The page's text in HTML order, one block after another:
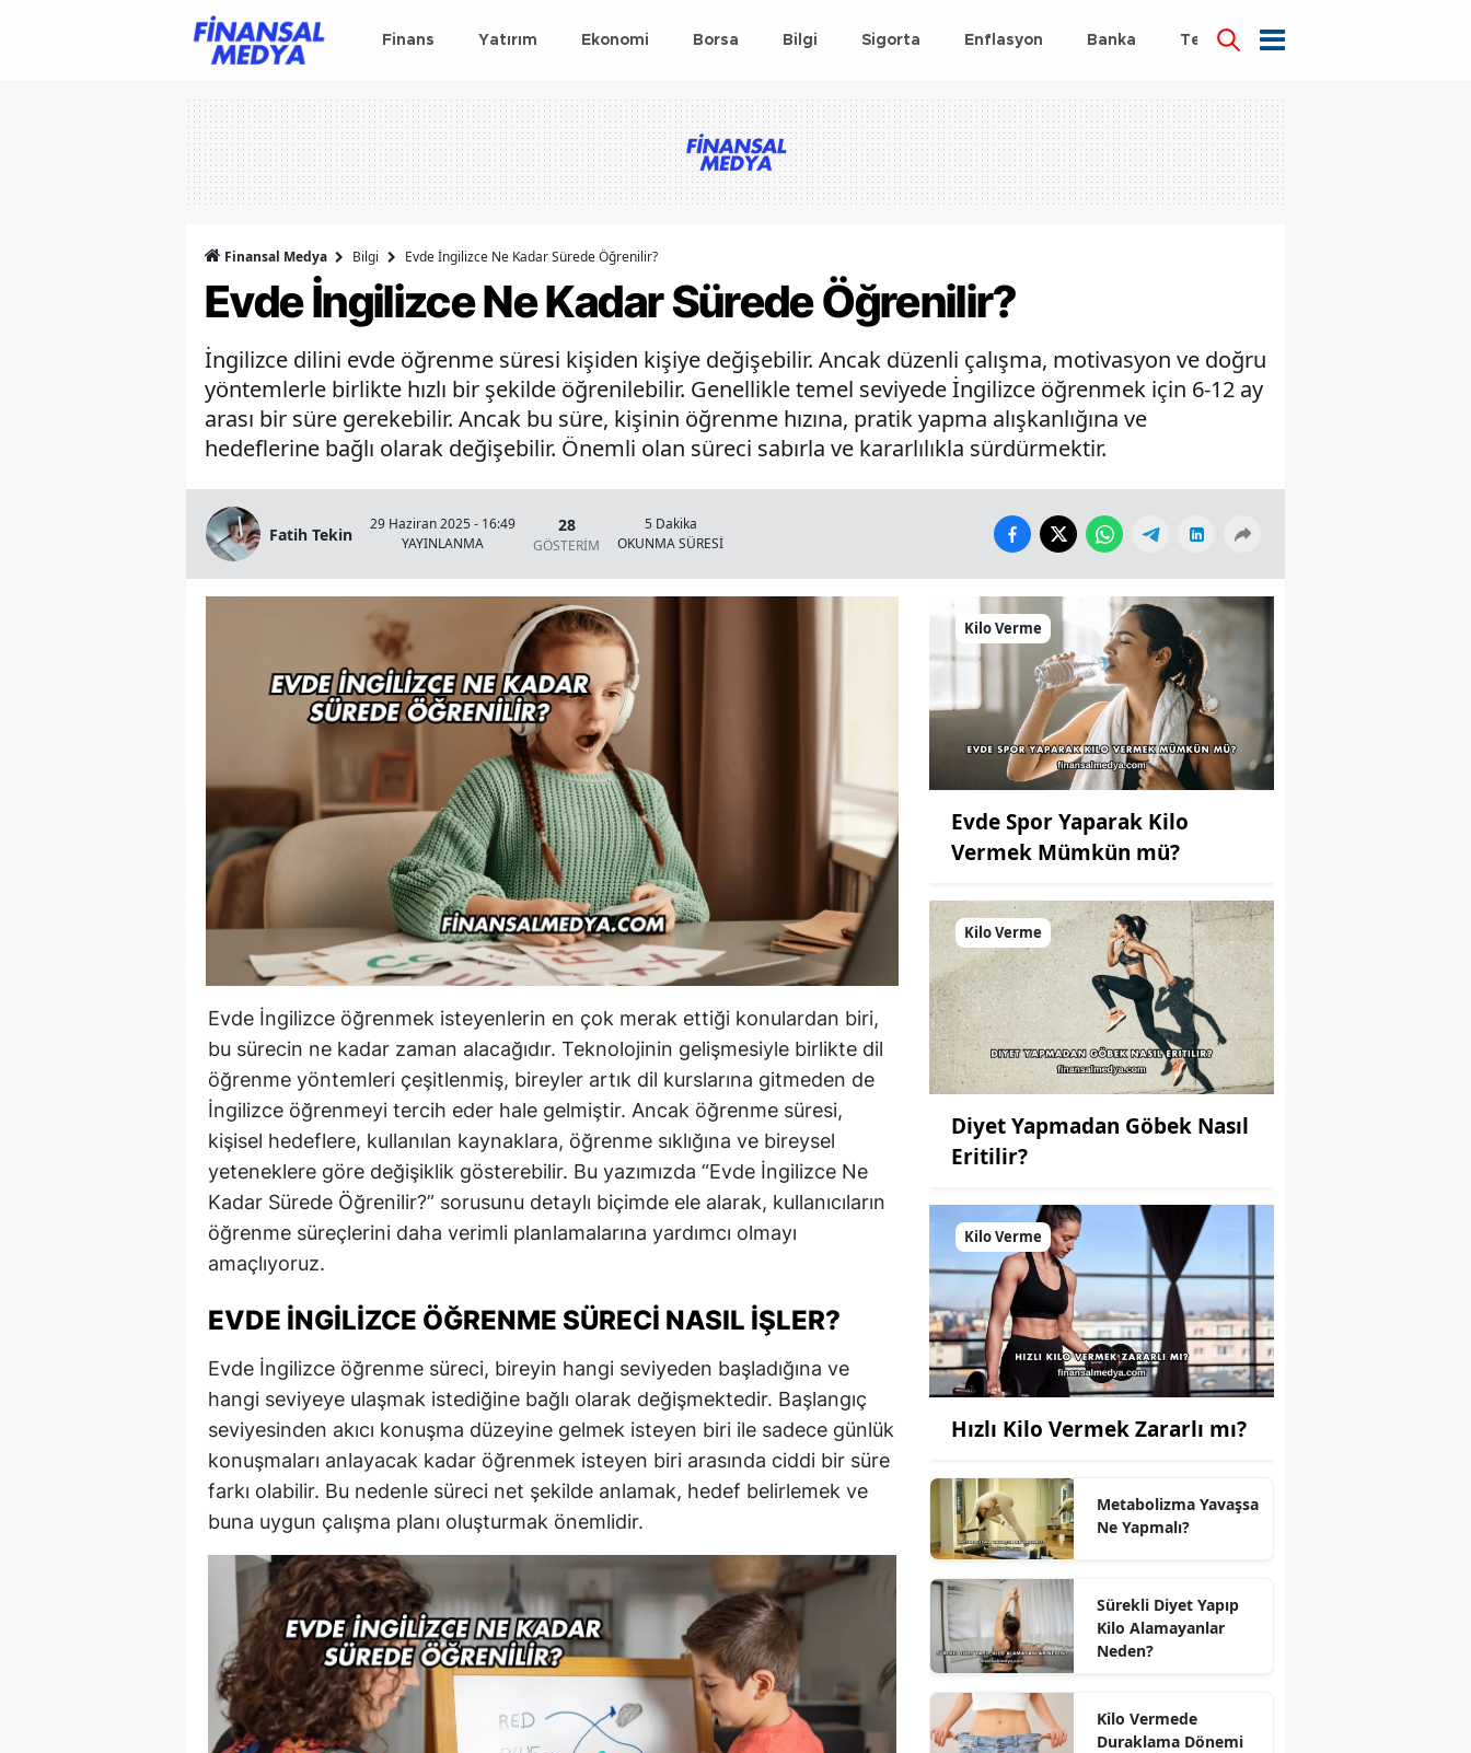
Finans Yatırım Ekonomi Borsa Bilgi Sigorta Enflasyon Banka Teknoloji
Finansal Medya Bilgi Evde İngilizce Ne Kadar Sürede Öğrenilir?
Evde İngilizce Ne Kadar Sürede Öğrenilir?
İngilizce dilini evde öğrenme süresi kişiden kişiye değişebilir. Ancak düzenli çalışma, motivasyon ve doğru
yöntemlerle birlikte hızlı bir şekilde öğrenilebilir. Genellikle temel seviyede İngilizce öğrenmek için 6-12 ay
arası bir süre gerekebilir. Ancak bu süre, kişinin öğrenme hızına, pratik yapma alışkanlığına ve
hedeflerine bağlı olarak değişebilir. Önemli olan süreci sabırla ve kararlılıkla sürdürmektir.
Fatih Tekin
29 Haziran 2025 - 16:49
YAYINLANMA
28
GÖSTERİM
5 Dakika
OKUNMA SÜRESİ
Evde İngilizce öğrenmek isteyenlerin en çok merak ettiği konulardan biri,
bu sürecin ne kadar zaman alacağıdır. Teknolojinin gelişmesiyle birlikte dil
öğrenme yöntemleri çeşitlenmiş, bireyler artık dil kurslarına gitmeden de
İngilizce öğrenmeyi tercih eder hale gelmiştir. Ancak öğrenme süresi,
kişisel hedeflere, kullanılan kaynaklara, öğrenme sıklığına ve bireysel
yeteneklere göre değişiklik gösterebilir. Bu yazımızda “Evde İngilizce Ne
Kadar Sürede Öğrenilir?” sorusunu detaylı biçimde ele alarak, kullanıcıların
öğrenme süreçlerini daha verimli planlamalarına yardımcı olmayı
amaçlıyoruz.
EVDE İNGILIZCE ÖĞRENME SÜRECI NASIL İŞLER?
Evde İngilizce öğrenme süreci, bireyin hangi seviyeden başladığına ve
hangi seviyeye ulaşmak istediğine bağlı olarak değişmektedir. Başlangıç
seviyesinden akıcı konuşma düzeyine gelmek isteyen biri ile sadece günlük
konuşmaları anlayacak kadar öğrenmek isteyen biri arasında ciddi bir süre
farkı olabilir. Bu nedenle süreci net şekilde anlamak, hedef belirlemek ve
buna uygun çalışma planı oluşturmak önemlidir.
Kilo Verme
Evde Spor Yaparak Kilo
Vermek Mümkün mü?
Kilo Verme
Diyet Yapmadan Göbek Nasıl
Eritilir?
Kilo Verme
Hızlı Kilo Vermek Zararlı mı?
Metabolizma Yavaşsa
Ne Yapmalı?
Sürekli Diyet Yapıp
Kilo Alamayanlar
Neden?
Kilo Vermede
Duraklama Dönemi